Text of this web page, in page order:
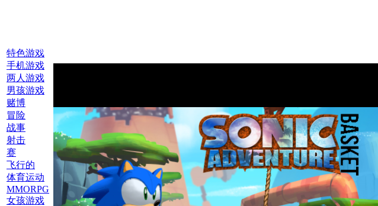
线上游戏:
特色游戏
手机游戏
两人游戏
男孩游戏
赌博
冒险
战事
射击
赛
飞行的
体育运动
MMORPG
女孩游戏